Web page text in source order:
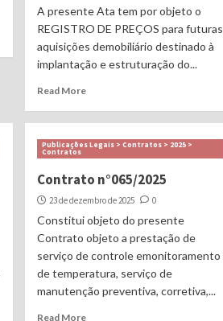
A presente Ata tem por objeto o
REGISTRO DE PREÇOS para futuras
aquisições demobiliário destinado à
implantação e estruturação do...
Read More
Publicações Legais > Contratos > 2025 >
Contratos
Contrato n°065/2025
23 de dezembro de 2025 0
Constitui objeto do presente
Contrato objeto a prestação de
serviço de controle emonitoramento
de temperatura, serviço de
manutenção preventiva, corretiva,...
Read More